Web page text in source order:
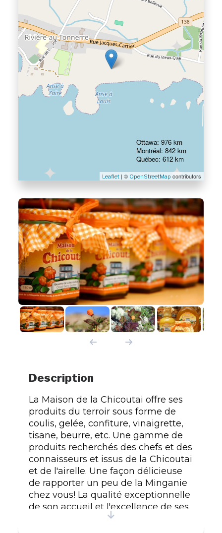
Leaflet| © OpenStreetMap contributors
Ottawa: 976 km
Montréal: 842 km
Québec: 612 km
Description
La Maison de la Chicoutai offre ses
produits du terroir sous forme de
coulis, gelée, confiture, vinaigrette,
tisane, beurre, etc. Une gamme de
produits recherchés des chefs et des
connaisseurs et issus de la Chicoutai
et de l'airelle. Une façon délicieuse
de rapporter un peu de la Minganie
chez vous! La qualité exceptionnelle
de son accueil et l'excellence de ses
produits ont été soulignées en 2008